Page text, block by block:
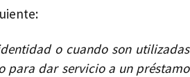
o cuando son utilizadas
para dar servicio a un préstamo